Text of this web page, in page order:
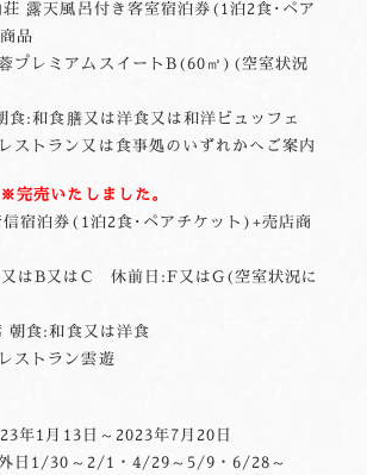
露天風呂付き客室宿泊券(1泊2食･ペア
品
プレミアムスイートB(60㎡)(空室状況
食:和食膳又は洋食又は和洋ビュッフェ
ストラン又は食事処のいずれかへご案内
※完売いたしました。
信宿泊券(1泊2食･ペアチケット)+売店商
はB又はC 休前日:F又はG(空室状況に
食:和食又は洋食
ストラン雲遊
年1月13日～2023年7月20日
～2/1・4/29～5/9・6/28～